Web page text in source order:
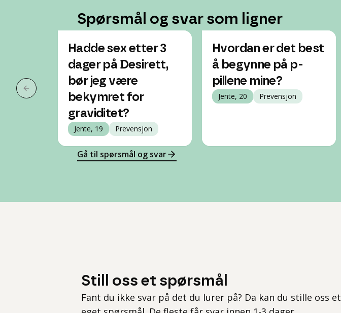
Spørsmål og svar som ligner
Forrige slide
Hadde sex etter 3
dager på Desirett,
bør jeg være
bekymret for
graviditet?
Jente, 19 Prevensjon
Hvordan er det best
å begynne på p-
pillene mine?
Jente, 20 Prevensjon
Gå til spørsmål og svar
Still oss et spørsmål
Fant du ikke svar på det du lurer på? Da kan du stille oss et